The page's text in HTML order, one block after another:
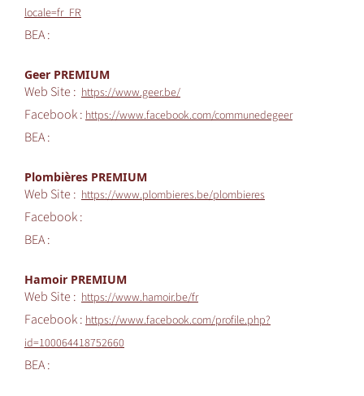
locale=fr_FR
BEA :
Geer PREMIUM
Web Site : https://www.geer.be/
Facebook :https://www.facebook.com/communedegeer
BEA :
Plombières PREMIUM
Web Site : https://www.plombieres.be/plombieres
Facebook :
BEA :
Hamoir PREMIUM
Web Site : https://www.hamoir.be/fr
Facebook :https://www.facebook.com/profile.php?
id=100064418752660
BEA :